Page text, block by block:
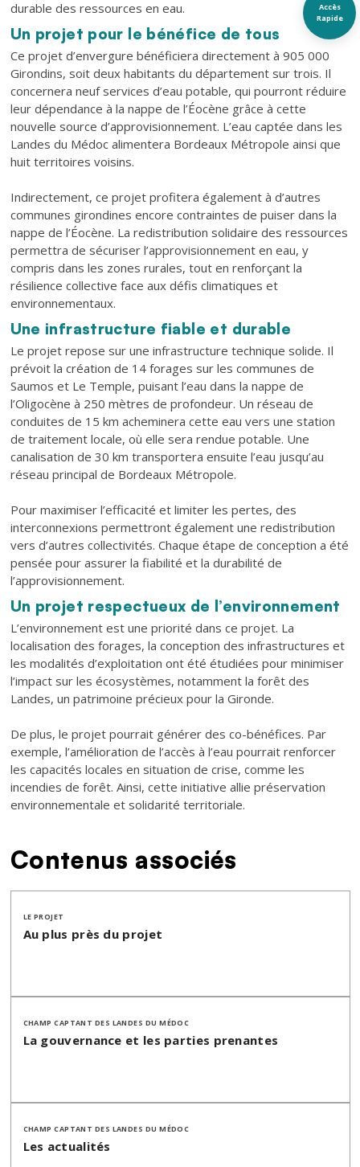
Accès
Rapide
durable des ressources en eau.
Un projet pour le bénéfice de tous
Ce projet d’envergure bénéficiera directement à 905 000
Girondins, soit deux habitants du département sur trois. Il
concernera neuf services d’eau potable, qui pourront réduire
leur dépendance à la nappe de l’Éocène grâce à cette
nouvelle source d’approvisionnement. L’eau captée dans les
Landes du Médoc alimentera Bordeaux Métropole ainsi que
huit territoires voisins.
Indirectement, ce projet profitera également à d’autres
communes girondines encore contraintes de puiser dans la
nappe de l’Éocène. La redistribution solidaire des ressources
permettra de sécuriser l’approvisionnement en eau, y
compris dans les zones rurales, tout en renforçant la
résilience collective face aux défis climatiques et
environnementaux.
Une infrastructure fiable et durable
Le projet repose sur une infrastructure technique solide. Il
prévoit la création de 14 forages sur les communes de
Saumos et Le Temple, puisant l’eau dans la nappe de
l’Oligocène à 250 mètres de profondeur. Un réseau de
conduites de 15 km acheminera cette eau vers une station
de traitement locale, où elle sera rendue potable. Une
canalisation de 30 km transportera ensuite l’eau jusqu’au
réseau principal de Bordeaux Métropole.
Pour maximiser l’efficacité et limiter les pertes, des
interconnexions permettront également une redistribution
vers d’autres collectivités. Chaque étape de conception a été
pensée pour assurer la fiabilité et la durabilité de
l’approvisionnement.
Un projet respectueux de l’environnement
L’environnement est une priorité dans ce projet. La
localisation des forages, la conception des infrastructures et
les modalités d’exploitation ont été étudiées pour minimiser
l’impact sur les écosystèmes, notamment la forêt des
Landes, un patrimoine précieux pour la Gironde.
De plus, le projet pourrait générer des co-bénéfices. Par
exemple, l’amélioration de l’accès à l’eau pourrait renforcer
les capacités locales en situation de crise, comme les
incendies de forêt. Ainsi, cette initiative allie préservation
environnementale et solidarité territoriale.
Contenus associés
Au plus près du projet
LE PROJET
La gouvernance et les parties prenantes
CHAMP CAPTANT DES LANDES DU MÉDOC
Les actualités
CHAMP CAPTANT DES LANDES DU MÉDOC